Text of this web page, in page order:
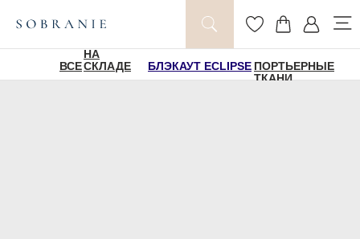
ВСЕ
НА
СКЛАДЕ
БЛЭКАУТ ECLIPSE ПОРТЬЕРНЫЕ
ТКАНИ